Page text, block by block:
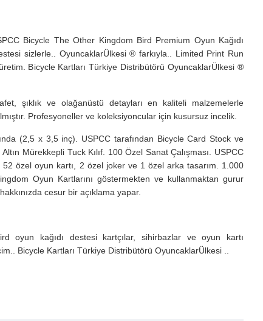
Bicycle The Other Kingdom Bird Premium Oyun Kağıdı
sizlerle.. OyuncaklarÜlkesi ® farkıyla.. Limited Print Run
Bicycle Kartları Türkiye Distribütörü OyuncaklarÜlkesi ®
şıklık ve olağanüstü detayları en kaliteli malzemelerle
Profesyoneller ve koleksiyoncular için kusursuz incelik.
(2,5 x 3,5 inç). USPCC tarafından Bicycle Card Stock ve
Mürekkepli Tuck Kılıf. 100 Özel Sanat Çalışması. USPCC
52 özel oyun kartı, 2 özel joker ve 1 özel arka tasarım. 1.000
Oyun Kartlarını göstermekten ve kullanmaktan gurur
cesur bir açıklama yapar.
oyun kağıdı destesi kartçılar, sihirbazlar ve oyun kartı
Bicycle Kartları Türkiye Distribütörü OyuncaklarÜlkesi ..